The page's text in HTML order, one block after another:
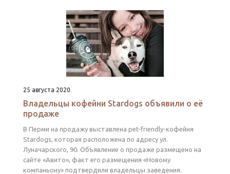
25 августа 2020
Владельцы кофейни Stardogs объявили о её
продаже
В Перми на продажу выставлена pet-friendly-кофейня
Stardogs, которая расположена по адресу ул.
Луначарского, 90. Объявление о продаже размещено на
сайте «Авито», факт его размещения «Новому
компаньону» подтвердили владельцы заведения.